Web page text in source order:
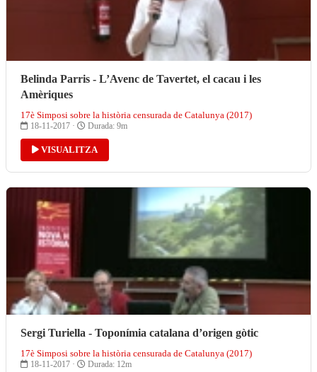
Belinda Parris - L’Avenc de Tavertet, el cacau i les
Amèriques
17è Simposi sobre la història censurada de Catalunya (2017)
18-11-2017 · Durada: 9m
VISUALITZA
Sergi Turiella - Toponímia catalana d’origen gòtic
17è Simposi sobre la història censurada de Catalunya (2017)
18-11-2017 · Durada: 12m